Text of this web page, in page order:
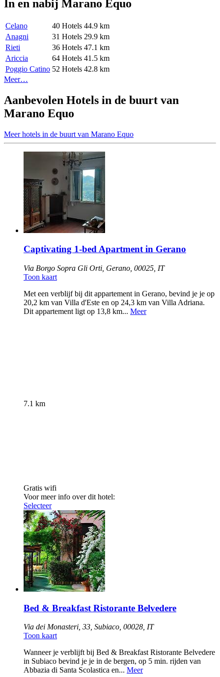
In en nabij Marano Equo
Celano 40 Hotels 44.9 km
Anagni
31 Hotels 29.9 km
Rieti
36 Hotels 47.1 km
Ariccia
64 Hotels 41.5 km
Poggio Catino 52 Hotels 42.8 km
Meer…
Aanbevolen Hotels in de buurt van
Marano Equo
Meer hotels in de buurt van Marano Equo
Captivating 1-bed Apartment in Gerano
Via Borgo Sopra Gli Orti, Gerano, 00025, IT
Toon kaart
Met een verblijf bij dit appartement in Gerano, bevind je je op
20,2 km van Villa d'Este en op 24,3 km van Villa Adriana.
Dit appartement ligt op 13,8 km... Meer
7.1 km
Gratis wifi
Voor meer info over dit hotel:
Selecteer
Bed & Breakfast Ristorante Belvedere
Via dei Monasteri, 33, Subiaco, 00028, IT
Toon kaart
Wanneer je verblijft bij Bed & Breakfast Ristorante Belvedere
in Subiaco bevind je je in de bergen, op 5 min. rijden van
Abbazia di Santa Scolastica en... Meer